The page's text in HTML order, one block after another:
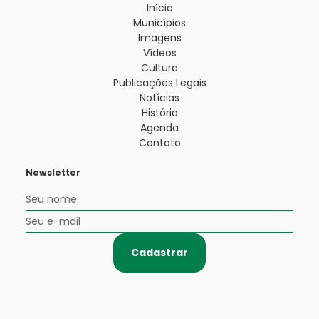
Início
Municípios
Imagens
Vídeos
Cultura
Publicações Legais
Notícias
História
Agenda
Contato
Newsletter
Cadastrar